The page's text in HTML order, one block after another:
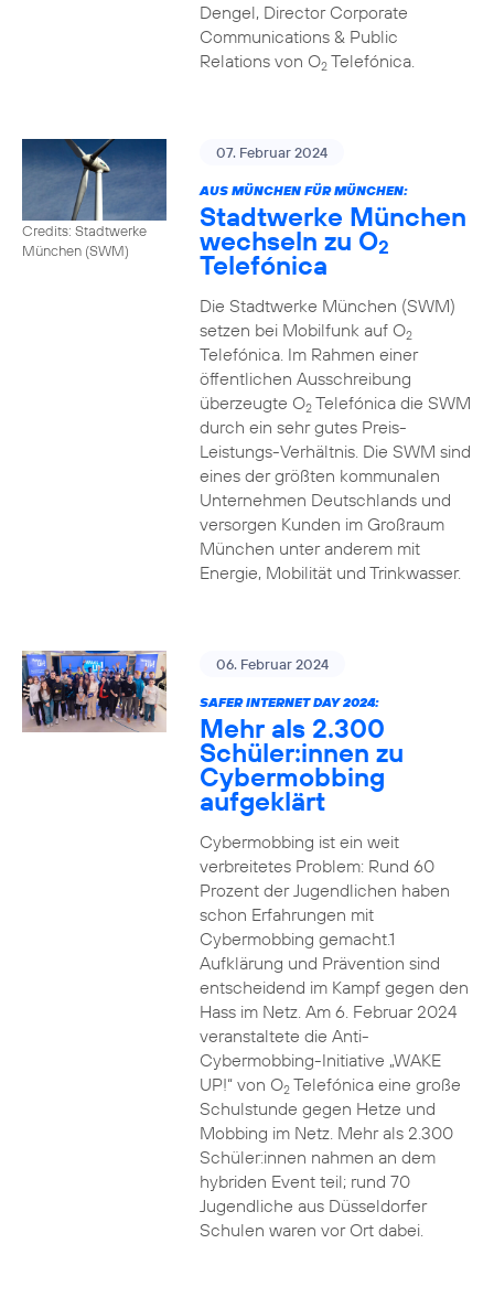
Dengel, Director Corporate
Communications & Public
Relations von O2Telefónica.
Credits: Stadtwerke
München (SWM)
07. Februar 2024
AUS MÜNCHEN FÜR MÜNCHEN:
Stadtwerke München
wechseln zu O2
Telefónica
Die Stadtwerke München (SWM)
setzen bei Mobilfunk auf O2
Telefónica. Im Rahmen einer
öffentlichen Ausschreibung
überzeugte O2Telefónica die SWM
durch ein sehr gutes Preis-
Leistungs-Verhältnis. Die SWM sind
eines der größten kommunalen
Unternehmen Deutschlands und
versorgen Kunden im Großraum
München unter anderem mit
Energie, Mobilität und Trinkwasser.
06. Februar 2024
SAFER INTERNET DAY 2024:
Mehr als 2.300
Schüler:innen zu
Cybermobbing
aufgeklärt
Cybermobbing ist ein weit
verbreitetes Problem: Rund 60
Prozent der Jugendlichen haben
schon Erfahrungen mit
Cybermobbing gemacht.1
Aufklärung und Prävention sind
entscheidend im Kampf gegen den
Hass im Netz. Am 6. Februar 2024
veranstaltete die Anti-
Cybermobbing-Initiative „WAKE
UP!“ von O2Telefónica eine große
Schulstunde gegen Hetze und
Mobbing im Netz. Mehr als 2.300
Schüler:innen nahmen an dem
hybriden Event teil; rund 70
Jugendliche aus Düsseldorfer
Schulen waren vor Ort dabei.